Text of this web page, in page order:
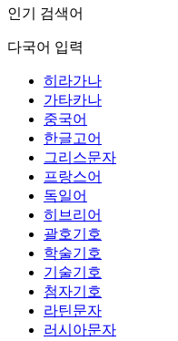
인기 검색어
다국어 입력
히라가나
가타카나
중국어
한글고어
그리스문자
프랑스어
독일어
히브리어
괄호기호
학술기호
기술기호
첨자기호
라틴문자
러시아문자